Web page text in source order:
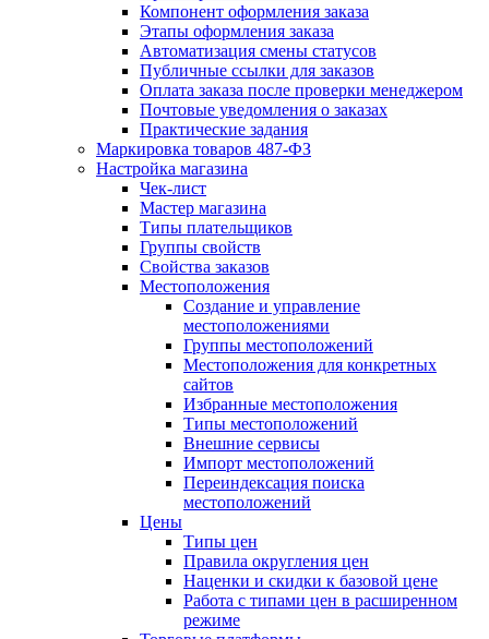
Компонент оформления заказа
Этапы оформления заказа
Автоматизация смены статусов
Публичные ссылки для заказов
Оплата заказа после проверки менеджером
Почтовые уведомления о заказах
Практические задания
Маркировка товаров 487-ФЗ
Настройка магазина
Чек-лист
Мастер магазина
Типы плательщиков
Группы свойств
Свойства заказов
Местоположения
Создание и управление
местоположениями
Группы местоположений
Местоположения для конкретных
сайтов
Избранные местоположения
Типы местоположений
Внешние сервисы
Импорт местоположений
Переиндексация поиска
местоположений
Цены
Типы цен
Правила округления цен
Наценки и скидки к базовой цене
Работа с типами цен в расширенном
режиме